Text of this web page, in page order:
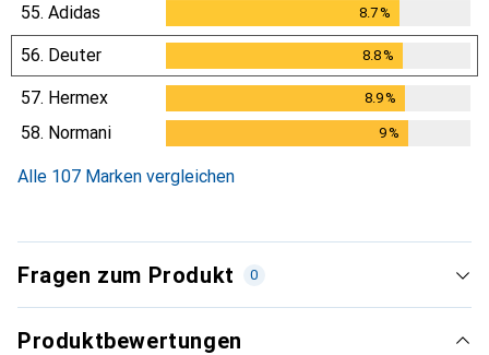
55. Adidas 8.7%
56. Deuter 8.8%
57. Hermex 8.9%
58. Normani 9%
Alle 107 Marken vergleichen
Fragen zum Produkt 0
Produktbewertungen